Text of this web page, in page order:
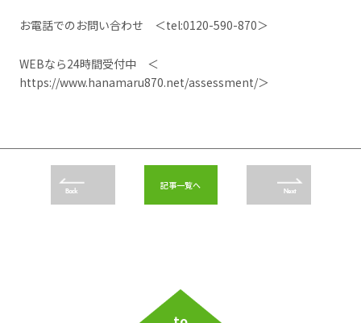
お電話でのお問い合わせ ＜tel:0120-590-870＞
WEBなら24時間受付中 ＜
https://www.hanamaru870.net/assessment/＞
Back 記事一覧へ Next